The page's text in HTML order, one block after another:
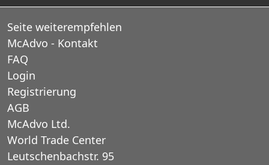
Seite weiterempfehlen
McAdvo - Kontakt
FAQ
Login
Registrierung
AGB
McAdvo Ltd.
World Trade Center
Leutschenbachstr. 95